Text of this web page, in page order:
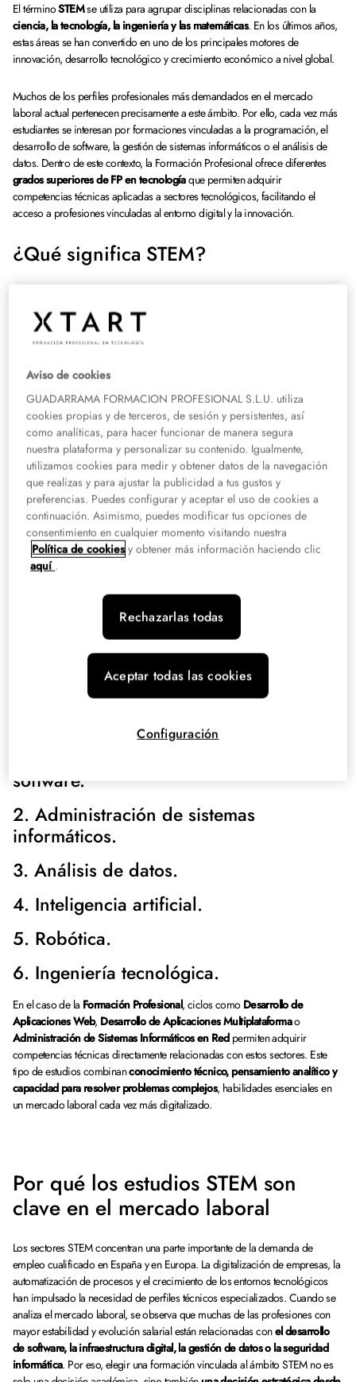
El términoSTEMse utiliza para agrupar disciplinas relacionadas con la
ciencia, la tecnología, la ingeniería y las matemáticas. En los últimos años,
estas áreas se han convertido en uno de los principales motores de
innovación, desarrollo tecnológico y crecimiento económico a nivel global.
Muchos de los perfiles profesionales más demandados en el mercado
laboral actual pertenecen precisamente a este ámbito. Por ello, cada vez más
estudiantes se interesan por formaciones vinculadas a la programación, el
desarrollo de software, la gestión de sistemas informáticos o el análisis de
datos. Dentro de este contexto, la Formación Profesional ofrece diferentes
grados superiores de FP en tecnologíaque permiten adquirir
competencias técnicas aplicadas a sectores tecnológicos, facilitando el
acceso a profesiones vinculadas al entorno digital y la innovación.
¿Qué significa STEM?
Mathematics, que en español se traduce como
Ingeniería y Matemáticas
significa STEM en educación, normalmente quiere entender qué tipo de
Losestudios STEMse caracterizan por desarrollar habilidades como el
pensamiento lógico, la resolución de problemas, el análisis de datos y el uso
de herramientas tecnológicas avanzadas. No se trata únicamente de estudiar
teoría científica, sino deaplicar conocimientos técnicos a situaciones
realesy a desafíos propios de la innovación tecnológica. Hoy en día, hablar
de carreras o estudios STEM significa referirse a sectores donde la
tecnología, la digitalización y la investigación impulsan la evolución de la
economía y del mercado laboral.
Ejemplos de estudios STEM
Dentro del sistema educativo, los
incluyen distintas
formaciones relacionadas con la tecnología y las disciplinas científicas. Estas
pueden encontrarse tanto en la universidad como en la Formación
software.
2. Administración de sistemas
informáticos.
3. Análisis de datos.
4. Inteligencia artificial.
5. Robótica.
6. Ingeniería tecnológica.
En el caso de la Formación Profesional, ciclos como Desarrollo de
Aplicaciones Web, Desarrollo de Aplicaciones Multiplataformao
Administración de Sistemas Informáticos en Redpermiten adquirir
competencias técnicas directamente relacionadas con estos sectores. Este
tipo de estudios combinanconocimiento técnico, pensamiento analítico y
capacidad para resolver problemas complejos, habilidades esenciales en
un mercado laboral cada vez más digitalizado.
Por qué los estudios STEM son
clave en el mercado laboral
Los sectores STEM concentran una parte importante de la demanda de
empleo cualificado en España y en Europa. La digitalización de empresas, la
automatización de procesos y el crecimiento de los entornos tecnológicos
han impulsado la necesidad de perfiles técnicos especializados. Cuando se
analiza el mercado laboral, se observa que muchas de las profesiones con
mayor estabilidad y evolución salarial están relacionadas conel desarrollo
de software, la infraestructura digital, la gestión de datos o la seguridad
informática. Por eso, elegir una formación vinculada al ámbito STEM no es
Aviso de cookies
GUADARRAMA FORMACION PROFESIONAL S.L.U. utiliza
cookies propias y de terceros, de sesión y persistentes, así
como analíticas, para hacer funcionar de manera segura
nuestra plataforma y personalizar su contenido. Igualmente,
utilizamos cookies para medir y obtener datos de la navegación
que realizas y para ajustar la publicidad a tus gustos y
preferencias. Puedes configurar y aceptar el uso de cookies a
continuación. Asimismo, puedes modificar tus opciones de
consentimiento en cualquier momento visitando nuestra
Política de cookies y obtener más información haciendo clic
aquí .
Rechazarlas todas
Aceptar todas las cookies
Configuración